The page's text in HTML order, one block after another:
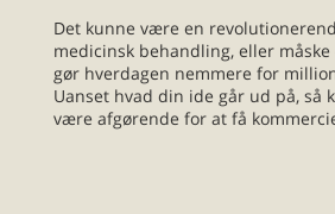
Det kunne være en
medicinsk behandling, eller
gør hverdagen nemmere for
Uanset hvad din ide går ud på, så
være afgørende for at få